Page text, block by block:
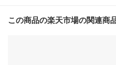
この商品の楽天市場の関連商